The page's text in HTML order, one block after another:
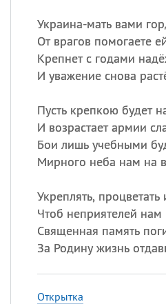
Украина-мать вами
От врагов помогаете
Крепнет с годами
И уважение снова
Пусть крепкою будет
И возрастает армии
Бои лишь учебными
Мирного неба нам на
Укреплять,
Чтоб неприятелей нам
Священная память
За Родину жизнь
Открытка